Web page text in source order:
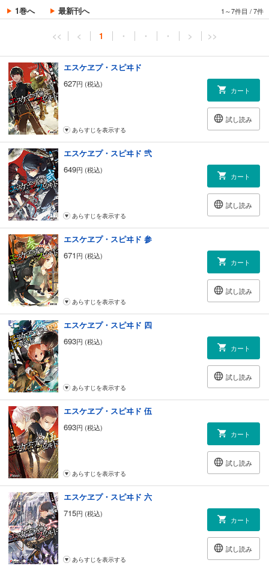
1巻へ 最新刊へ 1～7件目 /7件
<< < 1 ・ ・ ・ > >>
エスケヱプ・スピヰド
627円 (税込)
カート
試し読み
あらすじを表示する
エスケヱプ・スピヰド 弐
649円 (税込)
カート
試し読み
あらすじを表示する
エスケヱプ・スピヰド 参
671円 (税込)
カート
試し読み
あらすじを表示する
エスケヱプ・スピヰド 四
693円 (税込)
カート
試し読み
あらすじを表示する
エスケヱプ・スピヰド 伍
693円 (税込)
カート
試し読み
あらすじを表示する
エスケヱプ・スピヰド 六
715円 (税込)
カート
試し読み
あらすじを表示する